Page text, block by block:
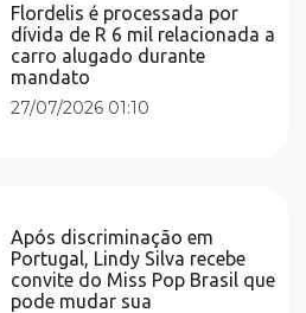
Flordelis é processada por
dívida de R 6 mil relacionada a
carro alugado durante
mandato
27/07/2026 01:10
Após discriminação em
Portugal, Lindy Silva recebe
convite do Miss Pop Brasil que
pode mudar sua